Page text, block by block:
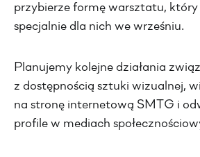
przybierze formę warsztatu,
specjalnie dla nich we wrześniu.
Planujemy kolejne działania
z dostępnością sztuki wizualnej,
na stronę internetową SMTG i
profile w mediach